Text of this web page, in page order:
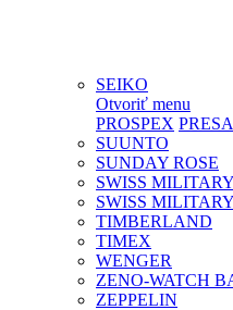
SEIKO
Otvoriť menu
PROSPEX
SUUNTO
SUNDAY ROSE
SWISS
SWISS
TIMBERLAND
TIMEX
WENGER
ZENO-WATCH
ZEPPELIN